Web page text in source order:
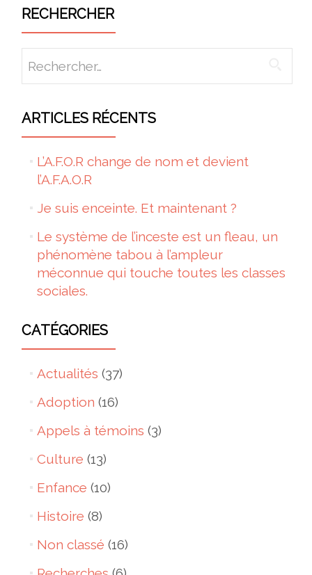
RECHERCHER
ARTICLES RÉCENTS
L’A.F.O.R change de nom et devient
l’A.F.A.O.R
Je suis enceinte. Et maintenant ?
Le système de l’inceste est un fleau, un
phénomène tabou à l’ampleur
méconnue qui touche toutes les classes
sociales.
CATÉGORIES
Actualités (37)
Adoption (16)
Appels à témoins (3)
Culture (13)
Enfance (10)
Histoire (8)
Non classé (16)